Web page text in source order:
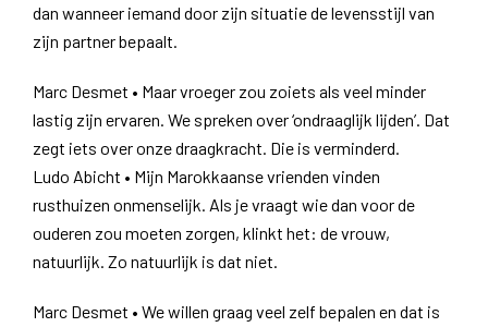
dan wanneer iemand door zijn situatie de levensstijl van
zijn partner bepaalt.
Marc Desmet • Maar vroeger zou zoiets als veel minder
lastig zijn ervaren. We spreken over ‘ondraaglijk lijden’. Dat
zegt iets over onze draagkracht. Die is verminderd.
Ludo Abicht • Mijn Marokkaanse vrienden vinden
rusthuizen onmenselijk. Als je vraagt wie dan voor de
ouderen zou moeten zorgen, klinkt het: de vrouw,
natuurlijk. Zo natuurlijk is dat niet.
Marc Desmet • We willen graag veel zelf bepalen en dat is